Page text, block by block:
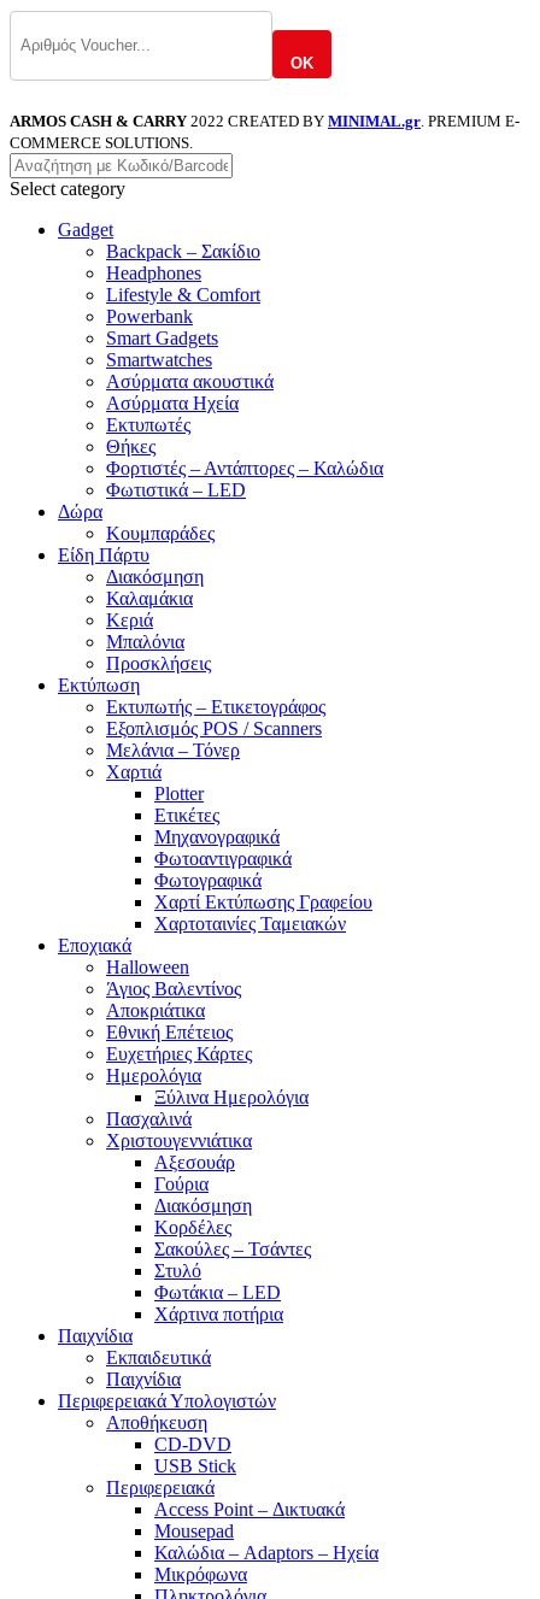
OK
ARMOS CASH & CARRY 2022 CREATED BY MINIMAL.gr . PREMIUM E-
COMMERCE SOLUTIONS.
Select category
Gadget
Backpack – Σακίδιο
Headphones
Lifestyle & Comfort
Powerbank
Smart Gadgets
Smartwatches
Ασύρματα ακουστικά
Ασύρματα Ηχεία
Εκτυπωτές
Θήκες
Φορτιστές – Αντάπτορες – Καλώδια
Φωτιστικά – LED
Δώρα
Κουμπαράδες
Είδη Πάρτυ
Διακόσμηση
Καλαμάκια
Κεριά
Μπαλόνια
Προσκλήσεις
Εκτύπωση
Εκτυπωτής – Ετικετογράφος
Εξοπλισμός POS / Scanners
Μελάνια – Τόνερ
Χαρτιά
Plotter
Ετικέτες
Μηχανογραφικά
Φωτοαντιγραφικά
Φωτογραφικά
Χαρτί Εκτύπωσης Γραφείου
Χαρτοταινίες Ταμειακών
Εποχιακά
Halloween
Άγιος Βαλεντίνος
Αποκριάτικα
Εθνική Επέτειος
Ευχετήριες Κάρτες
Ημερολόγια
Ξύλινα Ημερολόγια
Πασχαλινά
Χριστουγεννιάτικα
Αξεσουάρ
Γούρια
Διακόσμηση
Κορδέλες
Σακούλες – Τσάντες
Στυλό
Φωτάκια – LED
Χάρτινα ποτήρια
Παιχνίδια
Εκπαιδευτικά
Παιχνίδια
Περιφερειακά Υπολογιστών
Αποθήκευση
CD-DVD
USB Stick
Περιφερειακά
Access Point – Δικτυακά
Mousepad
Καλώδια – Adaptors – Ηχεία
Μικρόφωνα